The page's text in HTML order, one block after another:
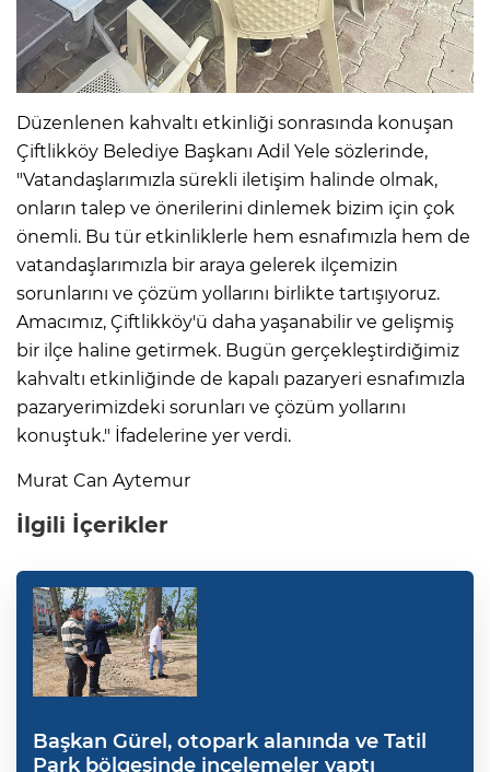
Düzenlenen kahvaltı etkinliği sonrasında konuşan
Çiftlikköy Belediye Başkanı Adil Yele sözlerinde,
"Vatandaşlarımızla sürekli iletişim halinde olmak,
onların talep ve önerilerini dinlemek bizim için çok
önemli. Bu tür etkinliklerle hem esnafımızla hem de
vatandaşlarımızla bir araya gelerek ilçemizin
sorunlarını ve çözüm yollarını birlikte tartışıyoruz.
Amacımız, Çiftlikköy'ü daha yaşanabilir ve gelişmiş
bir ilçe haline getirmek. Bugün gerçekleştirdiğimiz
kahvaltı etkinliğinde de kapalı pazaryeri esnafımızla
pazaryerimizdeki sorunları ve çözüm yollarını
konuştuk." İfadelerine yer verdi.
Murat Can Aytemur
İlgili İçerikler
Başkan Gürel, otopark alanında ve Tatil
Park bölgesinde incelemeler yaptı